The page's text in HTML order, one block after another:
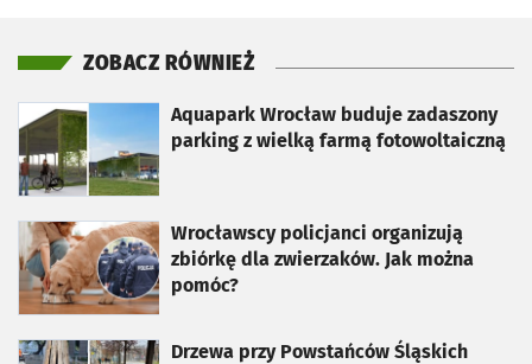
ZOBACZ RÓWNIEŻ
Aquapark Wrocław buduje zadaszony
parking z wielką farmą fotowoltaiczną
otworzy się w nowej karcie
Wrocławscy policjanci organizują
zbiórkę dla zwierzaków. Jak można
pomóc?
otworzy się w nowej karcie
Drzewa przy Powstańców Śląskich
otworzy się w nowej karcie